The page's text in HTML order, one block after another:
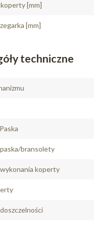
[mm]
[mm]
techniczne
bransolety
koperty